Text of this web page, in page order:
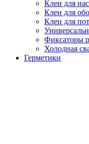
Клеи для
Клеи для
Клеи для
Фиксаторы
Холодная
Герметики